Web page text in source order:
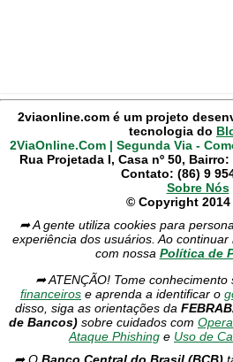
2viaonline.com é um projeto
tecnologia do
2ViaOnline.Com | Segunda Via -
Rua Projetada I, Casa nº 50,
Contato: (86) 9
Sobre Nós
© Copyright 2014
➦ A gente utiliza cookies para
experiência dos usuários. Ao
com nossa Política de
➦ ATENÇÃO! Tome conhecimento
financeiros e aprenda a identificar o
disso, siga as orientações da
de Bancos) sobre cuidados com
Ataque Phishing e Uso de